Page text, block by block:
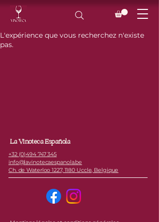
L'expérience que vous recherchez n'existe
pas.
La Vinoteca Española
+32 (0)494 747 345
info@lavinotecaespanola.be
Ch. de Waterloo 1227, 1180 Uccle, Belgique